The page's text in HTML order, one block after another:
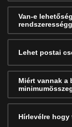
Van-e
Lehet postai
Miért vannak a
Hírlevélre